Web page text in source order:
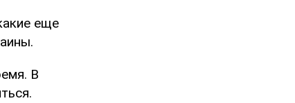
еще
В